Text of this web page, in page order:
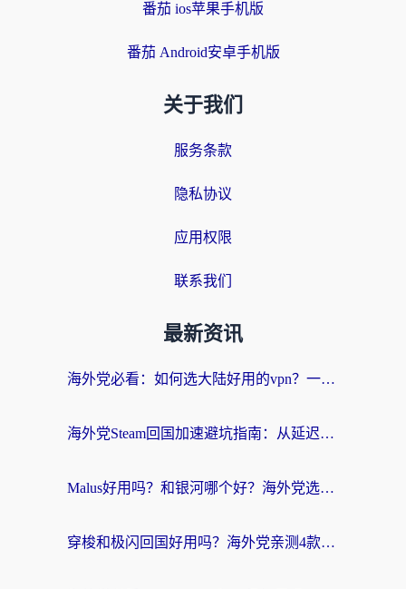
番茄 ios苹果手机版
番茄 Android安卓手机版
关于我们
服务条款
隐私协议
应用权限
联系我们
最新资讯
海外党必看：如何选大陆好用的vpn？一篇解决你的回国访问难题
海外党Steam回国加速避坑指南：从延迟卡顿到无缝畅玩，我踩过的坑和最优解
Malus好用吗？和银河哪个好？海外党选回国加速器的避坑指南（附乌克兰玩国内游戏实测）
穿梭和极闪回国好用吗？海外党亲测4款加速器+1个隐藏宝藏